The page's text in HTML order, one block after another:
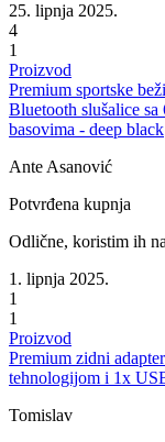
25. lipnja 2025.
4
1
Proizvod
Premium sportske
Bluetooth slušalice
basovima - deep black
Ante Asanović
Potvrđena kupnja
Odlične, koristim ih
1. lipnja 2025.
1
1
Proizvod
Premium zidni
tehnologijom i 1x
Tomislav